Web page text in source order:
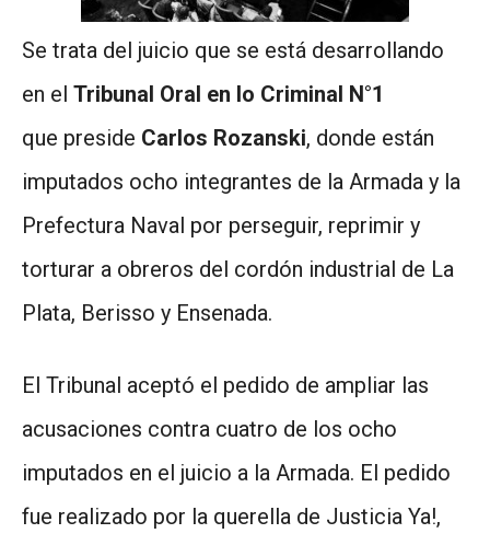
Se trata del juicio que se está desarrollando
en el Tribunal Oral en lo Criminal N°1
que preside Carlos Rozanski, donde están
imputados ocho integrantes de la Armada y la
Prefectura Naval por perseguir, reprimir y
torturar a obreros del cordón industrial de La
Plata, Berisso y Ensenada.
El Tribunal aceptó el pedido de ampliar las
acusaciones contra cuatro de los ocho
imputados en el juicio a la Armada. El pedido
fue realizado por la querella de Justicia Ya!,